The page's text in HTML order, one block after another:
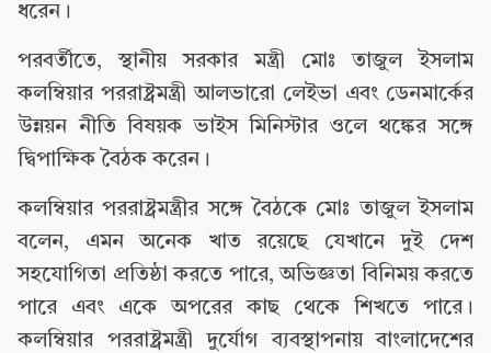
ধরেন।
পরবর্তীতে, স্থানীয় সরকার মন্ত্রী মোঃ তাজুল ইসলাম
কলম্বিয়ার পররাষ্ট্রমন্ত্রী আলভারো লেইভা এবং ডেনমার্কের
উন্নয়ন নীতি বিষয়ক ভাইস মিনিস্টার ওলে থঙ্কের সঙ্গে
দ্বিপাক্ষিক বৈঠক করেন।
কলম্বিয়ার পররাষ্ট্রমন্ত্রীর সঙ্গে বৈঠকে মোঃ তাজুল ইসলাম
বলেন, এমন অনেক খাত রয়েছে যেখানে দুই দেশ
সহযোগিতা প্রতিষ্ঠা করতে পারে, অভিজ্ঞতা বিনিময় করতে
পারে এবং একে অপরের কাছ থেকে শিখতে পারে।
কলম্বিয়ার পররাষ্ট্রমন্ত্রী দুর্যোগ ব্যবস্থাপনায় বাংলাদেশের